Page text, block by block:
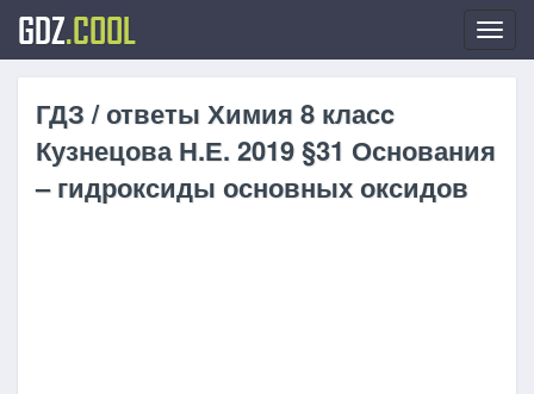
GDZ.COOL
ГДЗ / ответы Химия 8 класc
Кузнецова Н.Е. 2019 §31 Основания
– гидроксиды основных оксидов